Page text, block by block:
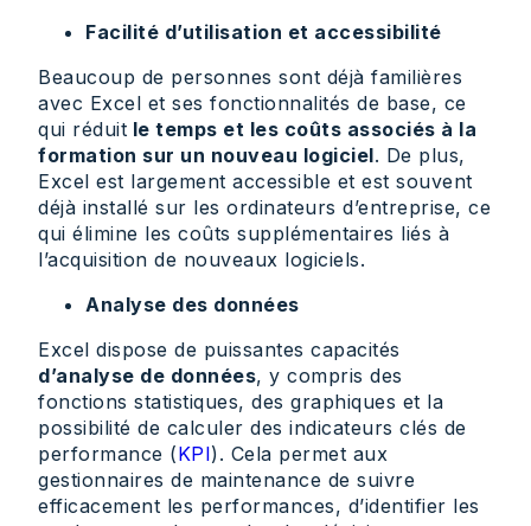
Facilité d’utilisation et accessibilité
Beaucoup de personnes sont déjà familières
avec Excel et ses fonctionnalités de base, ce
qui réduit le temps et les coûts associés à la
formation sur un nouveau logiciel. De plus,
Excel est largement accessible et est souvent
déjà installé sur les ordinateurs d’entreprise, ce
qui élimine les coûts supplémentaires liés à
l’acquisition de nouveaux logiciels.
Analyse des données
Excel dispose de puissantes capacités
d’analyse de données, y compris des
fonctions statistiques, des graphiques et la
possibilité de calculer des indicateurs clés de
performance (KPI). Cela permet aux
gestionnaires de maintenance de suivre
efficacement les performances, d’identifier les